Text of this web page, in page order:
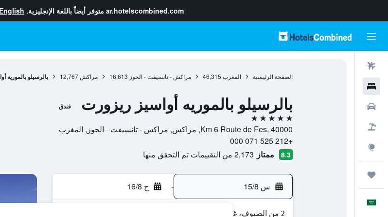
ar.hotelscombined.com متوفر أيضاً باللغة الإنجليزية.
الصفحة الرئيسية المغرب 46,315 مراكش - تانسيفت - الحوز 16,613 مراكش 12,767 بالرسيلو بالموريه
بالرسيلو بالموريه أواسيز ريزورت فندق
5 نجوم
Km 6 Route de Fes, 40000, مراكش, مراكش - تانسيفت - الحوز, المغرب
+212 525 071 000
8.3 ممتاز 2,173 من التقييمات تم التحقق منها
س 15/8 - ح 16/8
2 من الضيوف، غرفة واحدة